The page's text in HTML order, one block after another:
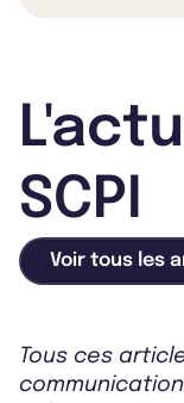
SCPI
Voir tous les
Tous ces